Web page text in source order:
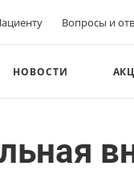
Вопросы и
НОВОСТИ